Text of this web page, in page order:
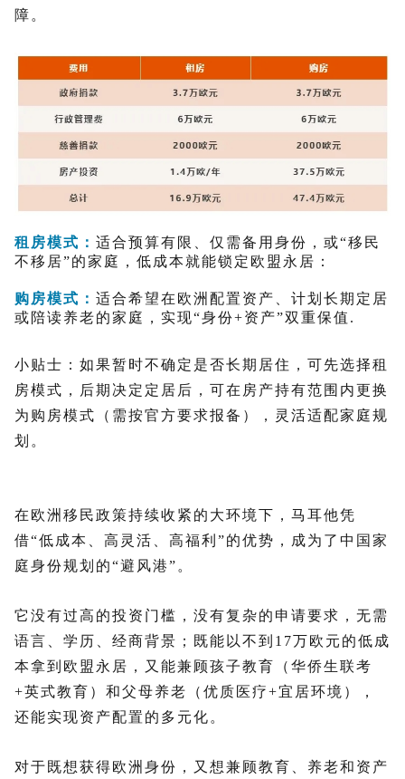
障。
租房模式： 适合预算有限、仅需备用身份，或“移民
不移居”的家庭，低成本就能锁定欧盟永居：
购房模式： 适合希望在欧洲配置资产、计划长期定居
或陪读养老的家庭，实现“身份+资产”双重保值.
小贴士：如果暂时不确定是否长期居住，可先选择租
房模式，后期决定定居后，可在房产持有范围内更换
为购房模式（需按官方要求报备），灵活适配家庭规
划。
在欧洲移民政策持续收紧的大环境下，马耳他凭
借“低成本、高灵活、高福利”的优势，成为了中国家
庭身份规划的“避风港”。
它没有过高的投资门槛，没有复杂的申请要求，无需
语言、学历、经商背景；既能以不到17万欧元的低成
本拿到欧盟永居，又能兼顾孩子教育（华侨生联考
+英式教育）和父母养老（优质医疗+宜居环境），
还能实现资产配置的多元化。
对于既想获得欧洲身份，又想兼顾教育、养老和资产